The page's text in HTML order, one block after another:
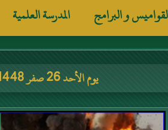
و البرامج المدرسة العلمية
يوم الأحد 26 صفر 1448 هجرية